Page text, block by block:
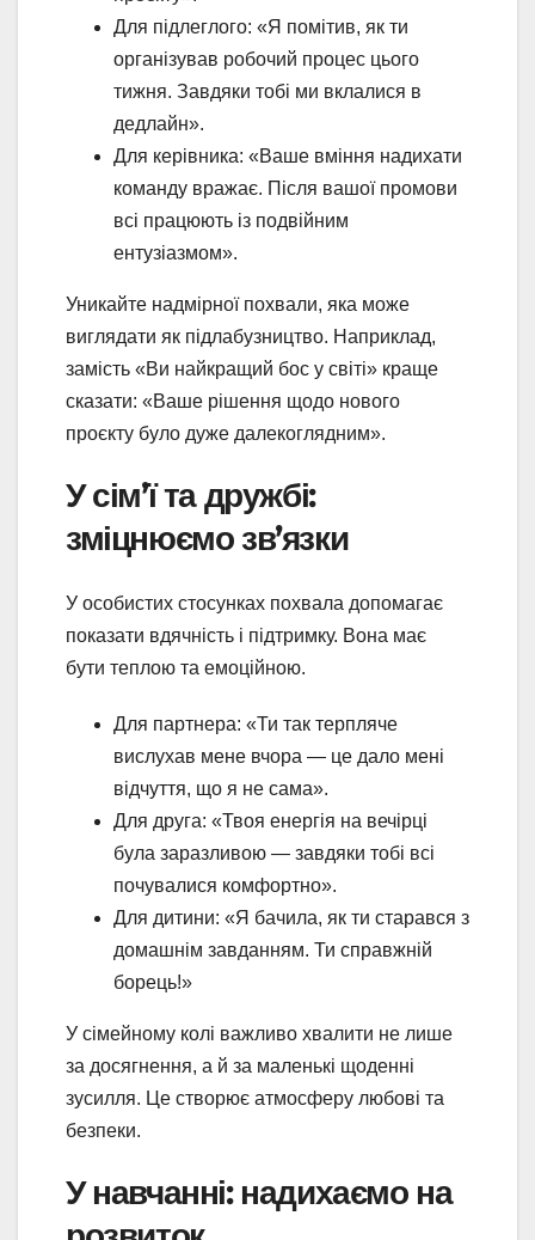
Для підлеглого: «Я помітив, як ти
організував робочий процес цього
тижня. Завдяки тобі ми вклалися в
дедлайн».
Для керівника: «Ваше вміння надихати
команду вражає. Після вашої промови
всі працюють із подвійним
ентузіазмом».
Уникайте надмірної похвали, яка може
виглядати як підлабузництво. Наприклад,
замість «Ви найкращий бос у світі» краще
сказати: «Ваше рішення щодо нового
проєкту було дуже далекоглядним».
У сім’ї та дружбі:
зміцнюємо зв’язки
У особистих стосунках похвала допомагає
показати вдячність і підтримку. Вона має
бути теплою та емоційною.
Для партнера: «Ти так терпляче
вислухав мене вчора — це дало мені
відчуття, що я не сама».
Для друга: «Твоя енергія на вечірці
була заразливою — завдяки тобі всі
почувалися комфортно».
Для дитини: «Я бачила, як ти старався з
домашнім завданням. Ти справжній
борець!»
У сімейному колі важливо хвалити не лише
за досягнення, а й за маленькі щоденні
зусилля. Це створює атмосферу любові та
безпеки.
У навчанні: надихаємо на